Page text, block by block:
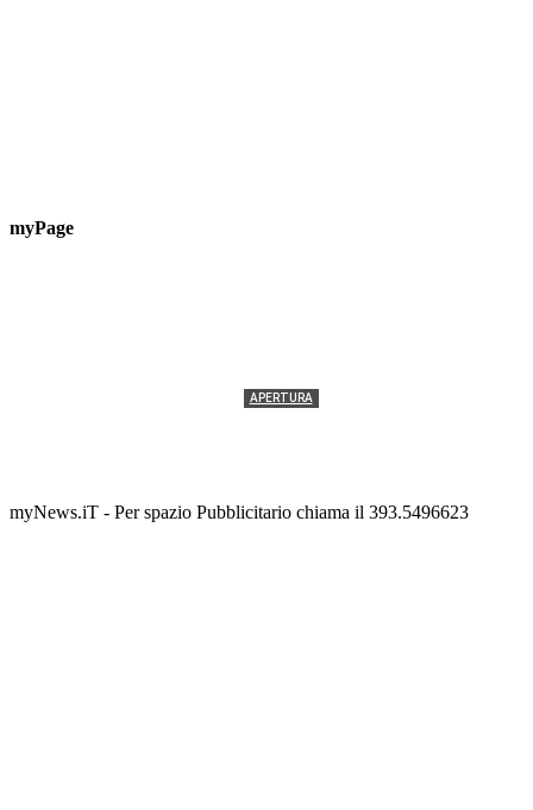
myPage
APERTURA
myNews.iT - Per spazio Pubblicitario chiama il 393.5496623